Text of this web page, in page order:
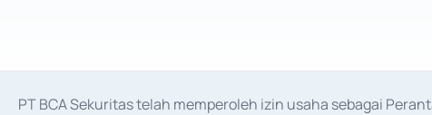
PT BCA Sekuritas telah memperoleh izin usaha sebagai